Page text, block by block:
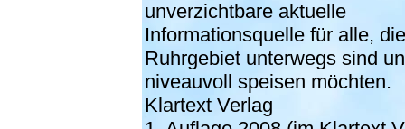
unverzichtbare aktuelle
Informationsquelle für alle,
Ruhrgebiet unterwegs sind
niveauvoll speisen möchten.
Klartext Verlag